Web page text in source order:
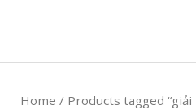
Home / Products tagged